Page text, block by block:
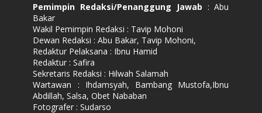
Pemimpin Redaksi/Penanggung Jawab : Abu
Bakar
Wakil Pemimpin Redaksi : Tavip Mohoni
Dewan Redaksi : Abu Bakar, Tavip Mohoni,
Redaktur Pelaksana : Ibnu Hamid
Redaktur : Safira
Sekretaris Redaksi : Hilwah Salamah
Wartawan : Ihdamsyah, Bambang Mustofa,Ibnu
Abdillah, Salsa, Obet Nababan
Fotografer : Sudarso